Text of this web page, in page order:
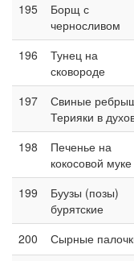
195
Борщ с
черносливом
196
Тунец на
сковороде
197
Свиные
Терияки в
198
Печенье на
кокосовой муке
199
Буузы (позы)
бурятские
200 Сырные